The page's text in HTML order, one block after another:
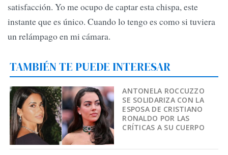
satisfacción. Yo me ocupo de captar esta chispa, este
instante que es único. Cuando lo tengo es como si tuviera
un relámpago en mi cámara.
TAMBIÉN TE PUEDE INTERESAR
ANTONELA ROCCUZZO
SE SOLIDARIZA CON LA
ESPOSA DE CRISTIANO
RONALDO POR LAS
CRÍTICAS A SU CUERPO